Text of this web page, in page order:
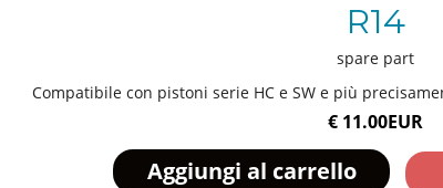
R14
spare part
Compatibile con pistoni serie HC e SW e più
€ 11.00EUR